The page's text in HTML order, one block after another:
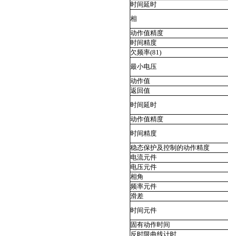
时间延时
相
动作值精度
时间精度
欠频率(81)
最小电压
动作值
返回值
时间延时
动作值精度
时间精度
稳态保护及控制的动作精度
电流元件
电压元件
相角
频率元件
滑差
时间元件
固有动作时间
反时限曲线计时